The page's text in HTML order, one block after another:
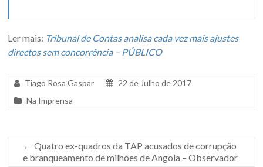
Ler mais: Tribunal de Contas analisa cada vez mais ajustes
directos sem concorrência – PÚBLICO
Tiago Rosa Gaspar
22 de Julho de 2017
Na Imprensa
← Quatro ex-quadros da TAP acusados de corrupção
e branqueamento de milhões de Angola – Observador